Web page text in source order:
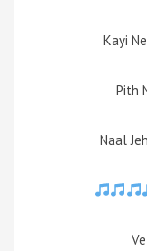
Kayi
Pith
Naal